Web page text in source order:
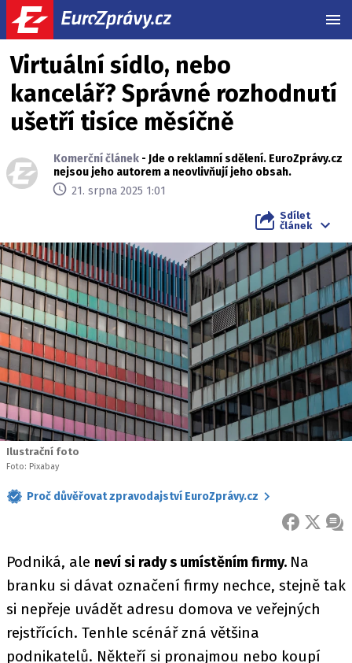
Virtuální sídlo, nebo
kancelář? Správné rozhodnutí
ušetří tisíce měsíčně
Komerční článek - Jde o reklamní sdělení. EuroZprávy.cz
nejsou jeho autorem a neovlivňují jeho obsah.
21. srpna 2025 1:01
Sdílet
článek
Ilustrační foto
Foto: Pixabay
Proč důvěřovat zpravodajství EuroZprávy.cz
FACEBOOK
X
Podniká, ale neví si rady s umístěním firmy. Na
branku si dávat označení firmy nechce, stejně tak
si nepřeje uvádět adresu domova ve veřejných
rejstřících. Tenhle scénář zná většina
podnikatelů. Někteří si pronajmou nebo koupí